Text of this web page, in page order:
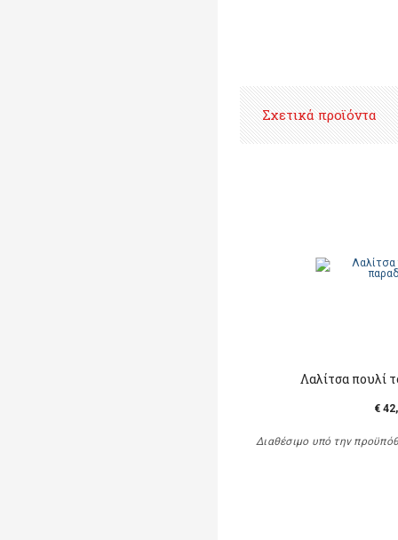
Σχετικά προϊόντα
Λαλίτσα πουλί
€
Διαθέσιμο υπό την